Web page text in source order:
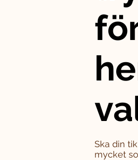
Ska din
mycket